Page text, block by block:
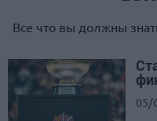
Все что вы должны
05/